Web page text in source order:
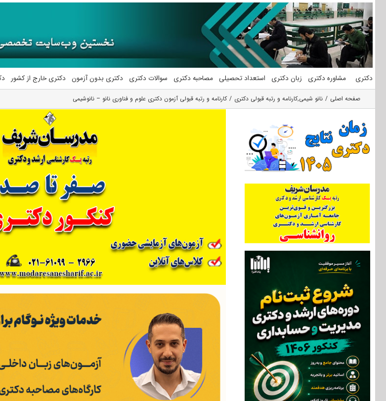
محتوا
دکتری مشاوره دکتری زبان دکتری استعداد تحصیلی مصاحبه دکتری سوالات دکتری دکتری بدون آزمون دکتری خارج از کشور
صفحه اصلی نانو شیمی,کارنامه و رتبه قبولی دکتری کارنامه و رتبه قبولی آزمون دکتری علوم و فناوری نانو – نانوشیمی